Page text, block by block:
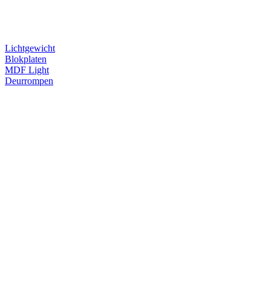
Lichtgewicht
Blokplaten
MDF Light
Deurrompen